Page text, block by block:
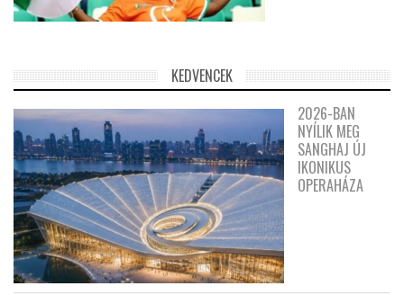
KEDVENCEK
2026-BAN
NYÍLIK MEG
SANGHAJ ÚJ
IKONIKUS
OPERAHÁZA